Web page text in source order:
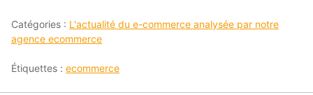
Catégories : L'actualité du e-commerce analysée par notre
agence ecommerce
Étiquettes : ecommerce